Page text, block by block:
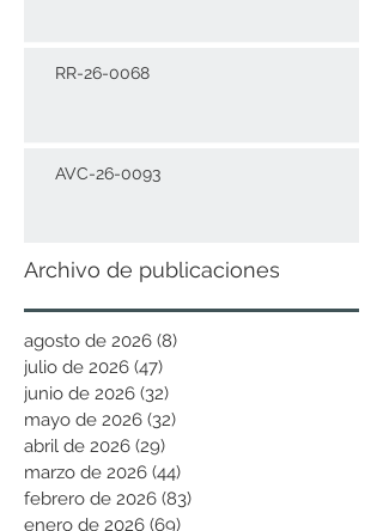
RR-26-0068
AVC-26-0093
Archivo de publicaciones
agosto de 2026 (8)
julio de 2026 (47)
junio de 2026 (32)
mayo de 2026 (32)
abril de 2026 (29)
marzo de 2026 (44)
febrero de 2026 (83)
enero de 2026 (69)